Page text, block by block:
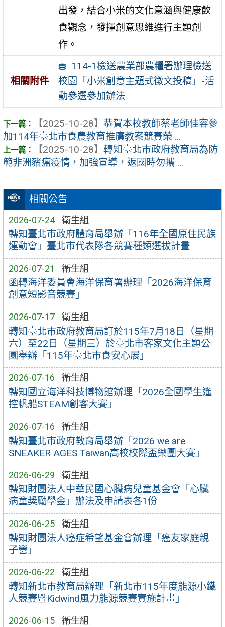
相關公告
2026-07-24 衛生組
轉知臺北市政府體育局舉辦「116年全國原住民族
運動會」臺北市代表隊各競賽種類選拔計畫
2026-07-21 衛生組
函轉海洋委員會海洋保育署辦理「2026海洋保育
創意短影音競賽」
2026-07-17 衛生組
轉知臺北市政府教育局訂於115年7月18日（星期
六）至22日（星期三）於臺北市客家文化主題公
園舉辦「115年臺北市食安心展」
2026-07-16 衛生組
轉知國立海洋科技博物館辦理「2026全國學生遙
控帆船STEAM創客大賽」
2026-07-16 衛生組
轉知臺北市政府教育局舉辦「2026 we are
SNEAKER AGES Taiwan高校校際盃樂團大賽」
2026-06-29 衛生組
轉知財團法人中華民國心臟病兒童基金會「心臟
病童獎勵學金」辦法及申請表各1份
2026-06-25 衛生組
轉知財團法人癌症希望基金會辦理「癌友家庭親
子營」
2026-06-22 衛生組
轉知新北市教育局辦理「新北市115年度能源小鐵
人競賽暨Kidwind風力能源競賽實施計畫」
2026-06-15 衛生組
出發，結合小米的文化意涵與健康飲
食觀念，發揮創意思維進行主題創
作。
相關附件
114-1檢送農業部農糧署辦理檢送
校園「小米創意主題式徵文投稿」-活
動參選參加辦法
【2025-10-28】 恭賀本校教師蔡老師佳容參
加114年臺北市食農教育推廣教案競賽榮 ...
【2025-10-28】 轉知臺北市政府教育局為防
範非洲豬瘟疫情，加強宣導，返國時勿攜 ...